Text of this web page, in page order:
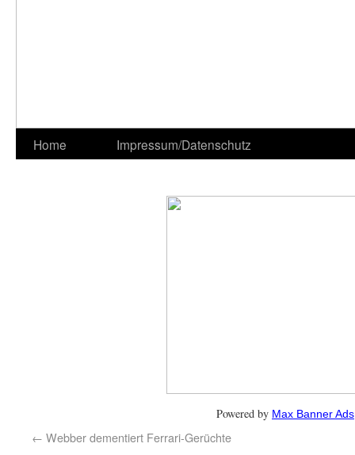
Home Impressum/Datenschutz
Powered by Max Banner Ads
← Webber dementiert Ferrari-Gerüchte